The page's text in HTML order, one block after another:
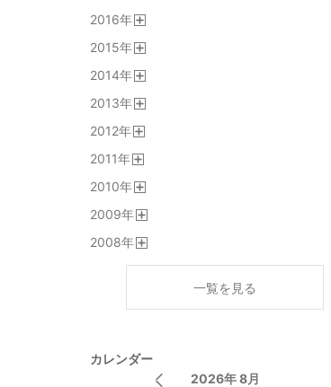
2016年
2015年
2014年
2013年
2012年
2011年
2010年
2009年
2008年
一覧を見る
カレンダー
2026年 8月